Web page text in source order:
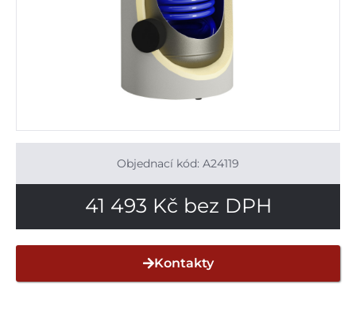
Objednací kód: A24119
41 493 Kč bez DPH
Kontakty